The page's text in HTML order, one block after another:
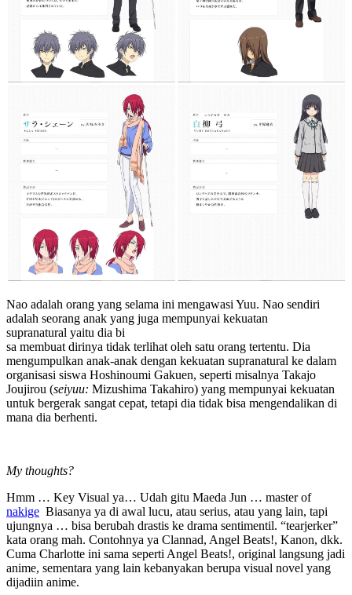
Nao adalah orang yang selama ini mengawasi Yuu. Nao sendiri
adalah seorang anak yang juga mempunyai kekuatan
supranatural yaitu dia bi
sa membuat dirinya tidak terlihat oleh satu orang tertentu. Dia
mengumpulkan anak-anak dengan kekuatan supranatural ke dalam
organisasi siswa Hoshinoumi Gakuen, seperti misalnya Takajo
Joujirou (seiyuu: Mizushima Takahiro) yang mempunyai kekuatan
untuk bergerak sangat cepat, tetapi dia tidak bisa mengendalikan di
mana dia berhenti.
My thoughts?
Hmm … Key Visual ya… Udah gitu Maeda Jun … master of
nakige Biasanya ya di awal lucu, atau serius, atau yang lain, tapi
ujungnya … bisa berubah drastis ke drama sentimentil. “tearjerker”
kata orang mah. Contohnya ya Clannad, Angel Beats!, Kanon, dkk.
Cuma Charlotte ini sama seperti Angel Beats!, original langsung jadi
anime, sementara yang lain kebanyakan berupa visual novel yang
dijadiin anime.